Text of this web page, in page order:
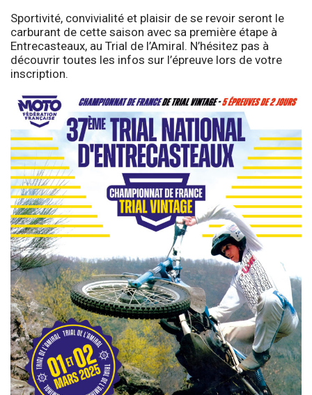
Sportivité, convivialité et plaisir de se revoir seront le
carburant de cette saison avec sa première étape à
Entrecasteaux, au Trial de l’Amiral. N’hésitez pas à
découvrir toutes les infos sur l’épreuve lors de votre
inscription.